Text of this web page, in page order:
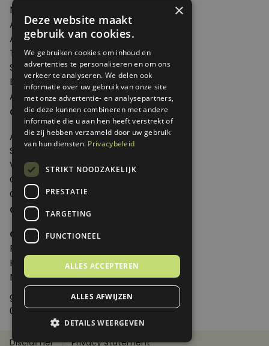
Nieuws
Artikelen
Agenda
Thema's
Shop
Edities
Abonneren
Over Genoeg
Adverteren
Samenwerken
Verkooppunten
Over Genoeg
Contact
Contactgegevens
Genoeg
Postbus 595 - 3700 AN Zeist
Huis ter Heideweg 13 - 3705MA Zeist
Nederland
genoeg@spabonneeservice.nl
088-1102091
Disclaimer Privacy Statement
×
Deze website maakt
gebruik van cookies.
We gebruiken cookies om inhoud en
advertenties te personaliseren en om ons
verkeer te analyseren. We delen ook
informatie over uw gebruik van onze site
met onze advertentie- en analysepartners,
die deze kunnen combineren met andere
informatie die u aan hen heeft verstrekt of
die zij hebben verzameld door uw gebruik
van hun diensten. Privacybeleid
STRIKT NOODZAKELIJK
PRESTATIE
TARGETING
FUNCTIONEEL
ALLES ACCEPTEREN
ALLES AFWIJZEN
DETAILS WEERGEVEN